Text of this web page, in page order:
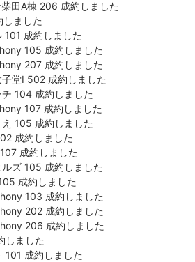
田A棟 206 成約しました
ました
成約しました
105 成約しました
207 成約しました
堂Ⅰ 502 成約しました
104 成約しました
107 成約しました
105 成約しました
成約しました
成約しました
ズ 105 成約しました
成約しました
103 成約しました
202 成約しました
206 成約しました
しました
成約しました